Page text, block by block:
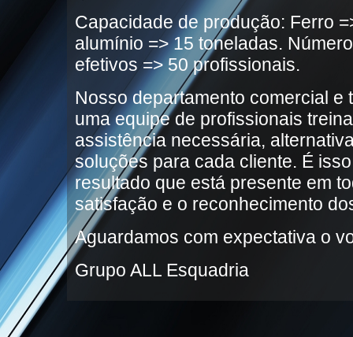
Capacidade de produção: Ferro
alumínio => 15 toneladas.
efetivos => 50 profissionais.
Nosso departamento comercial e
uma equipe de profissionais
assistência necessária,
soluções para cada cliente. É
resultado que está presente em
satisfação e o reconhecimento
Aguardamos com expectativa o
Grupo ALL Esquadria